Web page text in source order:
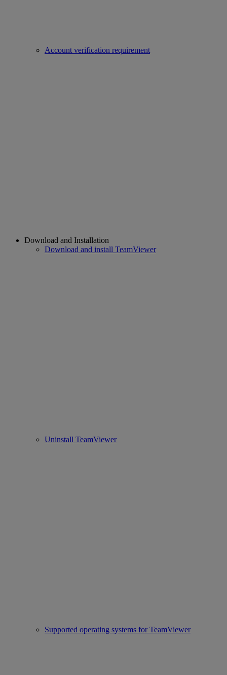
Account verification requirement
Download and Installation
Download and install TeamViewer
Uninstall TeamViewer
Supported operating systems for TeamViewer